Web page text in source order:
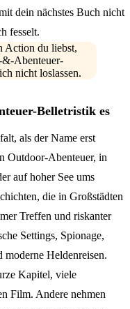
dein nächstes Buch nicht
fesselt.
Action du liebst,
&-Abenteuer-
nicht loslassen.
Belletristik es
als der Name erst
Outdoor-Abenteuer, in
auf hoher See ums
die in Großstädten
Treffen und riskanter
Settings, Spionage,
moderne Heldenreisen.
Kapitel, viele
Film. Andere nehmen